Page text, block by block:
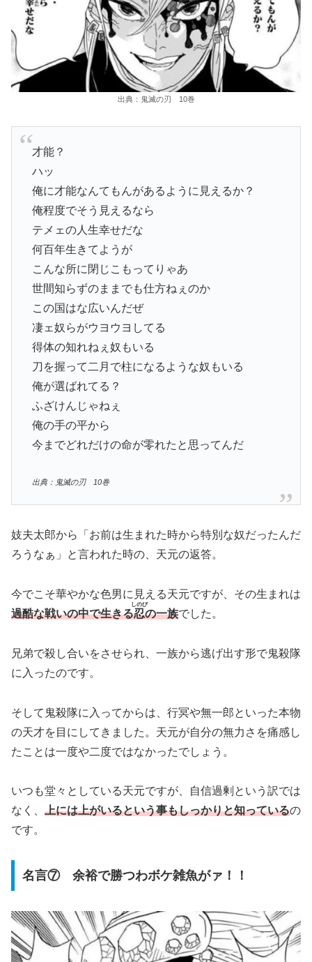
出典：鬼滅の刃 10巻
才能？
ハッ
俺に才能なんてもんがあるように見えるか？
俺程度でそう見えるなら
テメェの人生幸せだな
何百年生きてようが
こんな所に閉じこもってりゃあ
世間知らずのままでも仕方ねぇのか
この国はな広いんだぜ
凄ェ奴らがウヨウヨしてる
得体の知れねぇ奴もいる
刀を握って二月で柱になるような奴もいる
俺が選ばれてる？
ふざけんじゃねぇ
俺の手の平から
今までどれだけの命が零れたと思ってんだ
出典：鬼滅の刃 10巻
妓夫太郎から「お前は生まれた時から特別な奴だったんだ
ろうなぁ」と言われた時の、天元の返答。
今でこそ華やかな色男に見える天元ですが、その生まれは
過酷な戦いの中で生きる忍
しのび
の一族でした。
兄弟で殺し合いをさせられ、一族から逃げ出す形で鬼殺隊
に入ったのです。
そして鬼殺隊に入ってからは、行冥や無一郎といった本物
の天才を目にしてきました。天元が自分の無力さを痛感し
たことは一度や二度ではなかったでしょう。
いつも堂々としている天元ですが、自信過剰という訳では
なく、 上には上がいるという事もしっかりと知っているの
です。
名言⑦ 余裕で勝つわボケ雑魚がァ！！